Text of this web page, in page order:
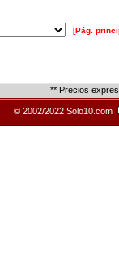
[Pág.
** Precios
© 2002/2022 Solo10.com